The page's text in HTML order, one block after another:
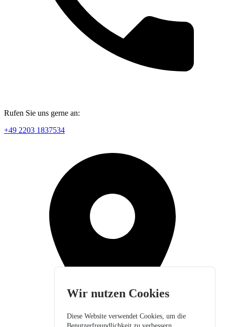
Rufen Sie uns gerne an:
+49 2203 1837534
Wir nutzen Cookies
Diese Website verwendet Cookies, um die